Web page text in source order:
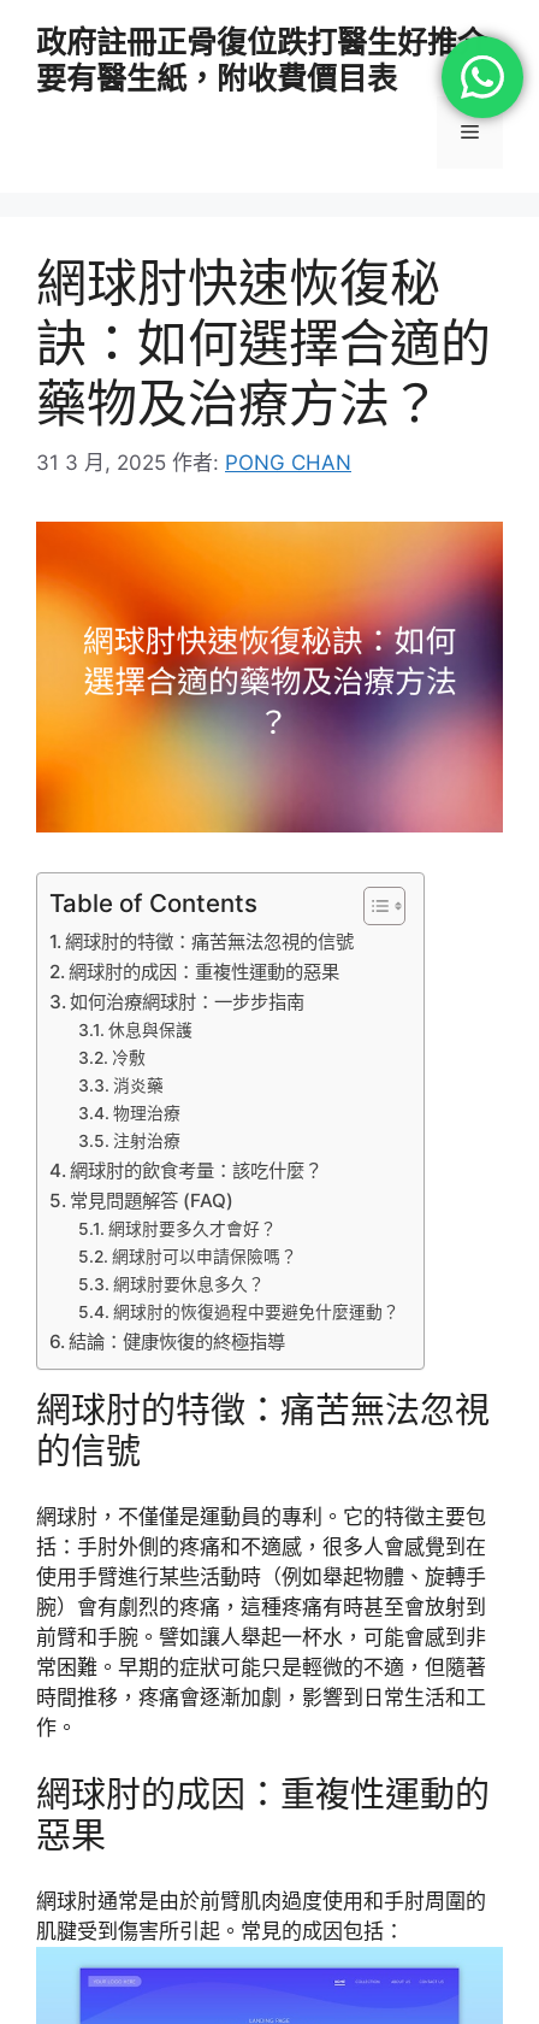
政府註冊正骨復位跌打醫生好推介
要有醫生紙，附收費價目表
選
網球肘快速恢復秘
訣：如何選擇合適的
藥物及治療方法？
31 3 月, 2025 作者: PONG CHAN
Table of Contents
網球肘的特徵：痛苦無法忽視的信號
網球肘的成因：重複性運動的惡果
如何治療網球肘：一步步指南
休息與保護
冷敷
消炎藥
物理治療
注射治療
網球肘的飲食考量：該吃什麼？
常見問題解答 (FAQ)
網球肘要多久才會好？
網球肘可以申請保險嗎？
網球肘要休息多久？
網球肘的恢復過程中要避免什麼運動？
結論：健康恢復的終極指導
網球肘的特徵：痛苦無法忽視
的信號
網球肘，不僅僅是運動員的專利。它的特徵主要包
括：手肘外側的疼痛和不適感，很多人會感覺到在
使用手臂進行某些活動時（例如舉起物體、旋轉手
腕）會有劇烈的疼痛，這種疼痛有時甚至會放射到
前臂和手腕。譬如讓人舉起一杯水，可能會感到非
常困難。早期的症狀可能只是輕微的不適，但隨著
時間推移，疼痛會逐漸加劇，影響到日常生活和工
作。
網球肘的成因：重複性運動的
惡果
網球肘通常是由於前臂肌肉過度使用和手肘周圍的
肌腱受到傷害所引起。常見的成因包括：